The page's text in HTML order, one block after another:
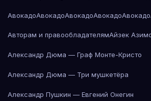
АвокадоАвокадоАвокадоАвокадоАвокадо
Авторам и правообладателямАйзек
Александр Дюма — Граф Монте-Кристо
Александр Дюма — Три мушкетёра
Александр Пушкин — Евгений Онегин